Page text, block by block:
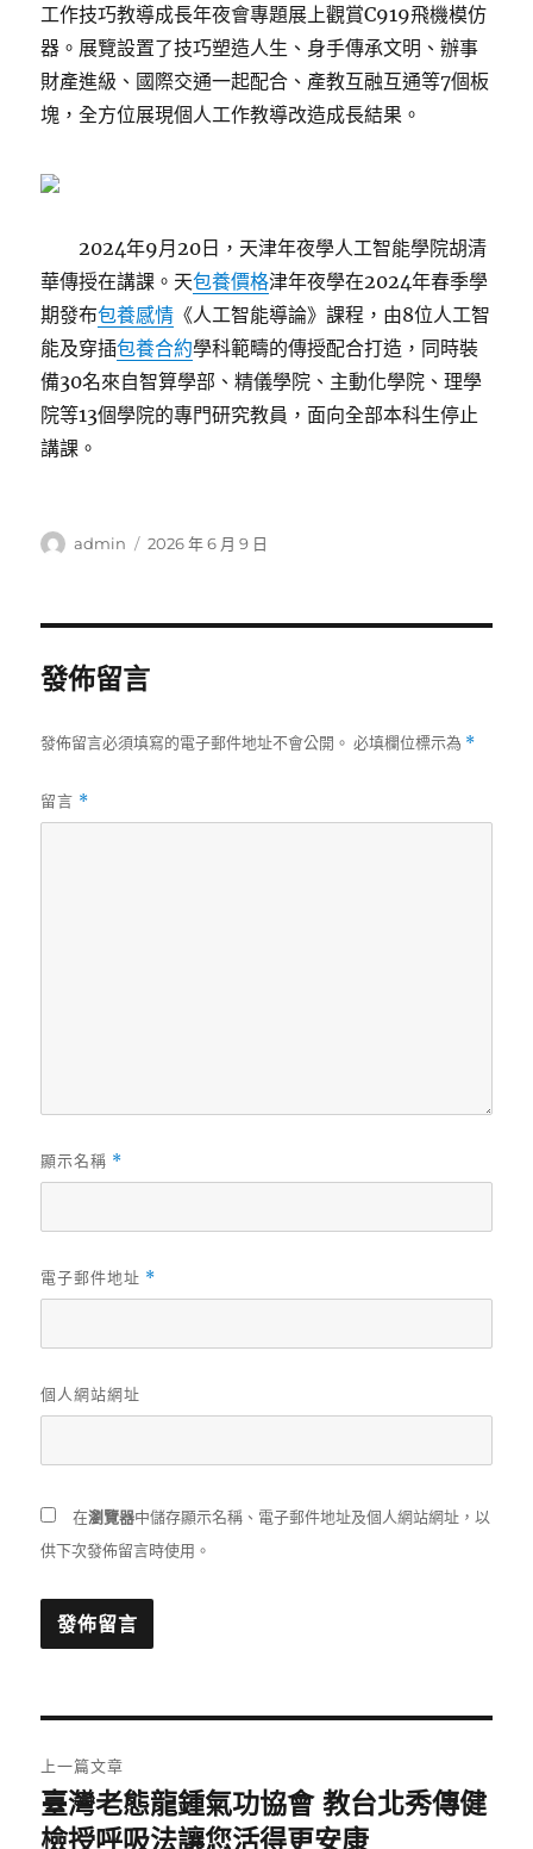
工作技巧教導成長年夜會專題展上觀賞C919飛機模仿
器。展覽設置了技巧塑造人生、身手傳承文明、辦事
財產進級、國際交通一起配合、產教互融互通等7個板
塊，全方位展現個人工作教導改造成長結果。
2024年9月20日，天津年夜學人工智能學院胡清
華傳授在講課。天包養價格津年夜學在2024年春季學
期發布包養感情 《人工智能導論》課程，由8位人工智
能及穿插包養合約學科範疇的傳授配合打造，同時裝
備30名來自智算學部、精儀學院、主動化學院、理學
院等13個學院的專門研究教員，面向全部本科生停止
講課。
作
admin
發
2026 年 6 月 9 日
發佈留言
發佈留言必須填寫的電子郵件地址不會公開。 必填欄位標示為 *
留言 *
顯示名稱 *
電子郵件地址 *
個人網站網址
在瀏覽器中儲存顯示名稱、電子郵件地址及個人網站網址，以
供下次發佈留言時使用。
章
上一篇文章
上
一
臺灣老態龍鍾氣功協會 教台北秀傳健
檢授呼吸法讓您活得更安康